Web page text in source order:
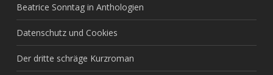
Beatrice Sonntag in Anthologien
Datenschutz und Cookies
Der dritte schräge Kurzroman